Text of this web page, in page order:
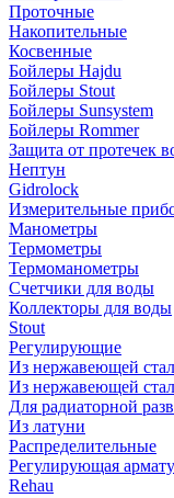
Проточные
Накопительные
Косвенные
Бойлеры Hajdu
Бойлеры Stout
Бойлеры Sunsystem
Бойлеры Rommer
Защита от протечек
Нептун
Gidrolock
Измерительные
Манометры
Термометры
Термоманометры
Счетчики для воды
Коллекторы для воды
Stout
Регулирующие
Из нержавеющей
Из нержавеющей
Для радиаторной
Из латуни
Распределительные
Регулирующая
Rehau